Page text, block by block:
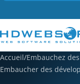
Accueil/Embauchez
Embaucher des